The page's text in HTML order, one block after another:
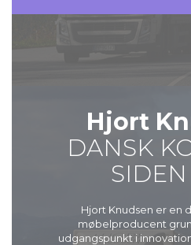
Hjort
DANSK
SIDEN
Hjort Knudsen er en
møbelproducent
udgangspunkt i